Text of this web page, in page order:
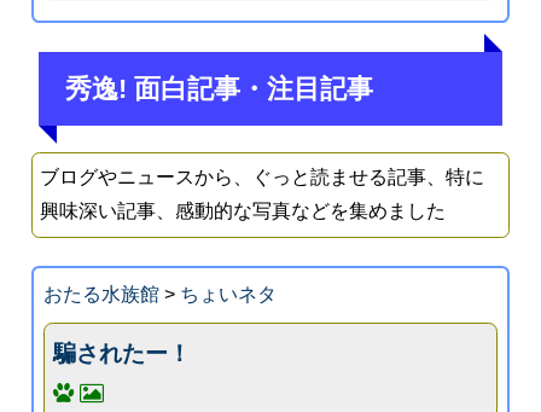
秀逸! 面白記事・注目記事
ブログやニュースから、ぐっと読ませる記事、特に
興味深い記事、感動的な写真などを集めました
おたる水族館> ちょいネタ
騙されたー！